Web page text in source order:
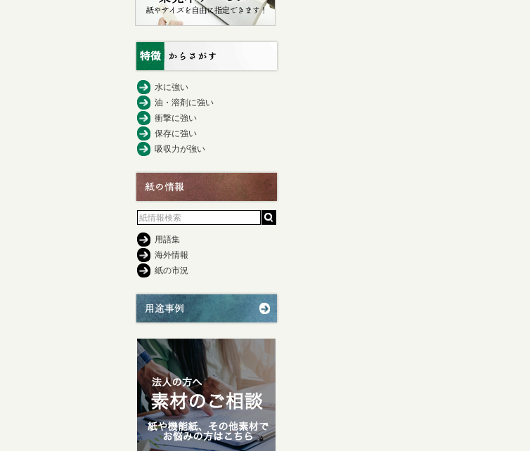
水に強い
油・溶剤に強い
衝撃に強い
保存に強い
吸収力が強い
用語集
海外情報
紙の市況